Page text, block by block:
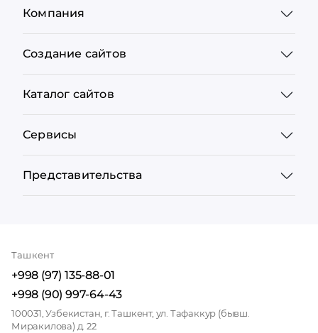
Компания
Создание сайтов
Каталог сайтов
Сервисы
Представительства
Ташкент
+998 (97) 135-88-01
+998 (90) 997-64-43
100031, Узбекистан, г. Ташкент, ул. Тафаккур (бывш.
Миракилова) д. 22